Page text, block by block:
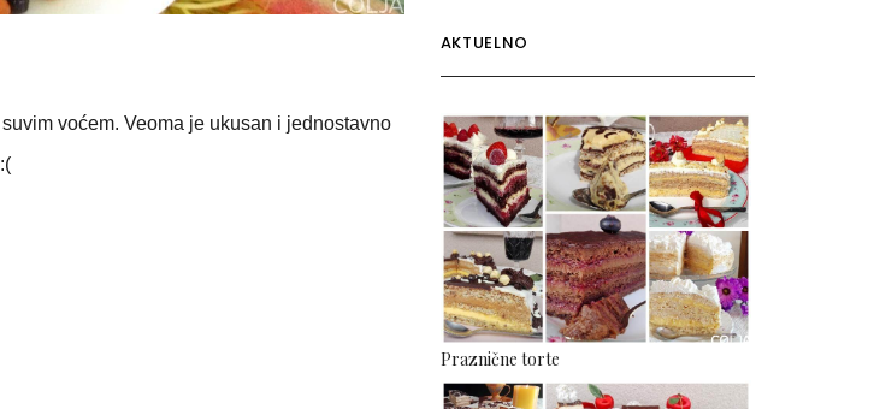
voćem. Veoma je ukusan i jednostavno
AKTUELNO
Praznične torte